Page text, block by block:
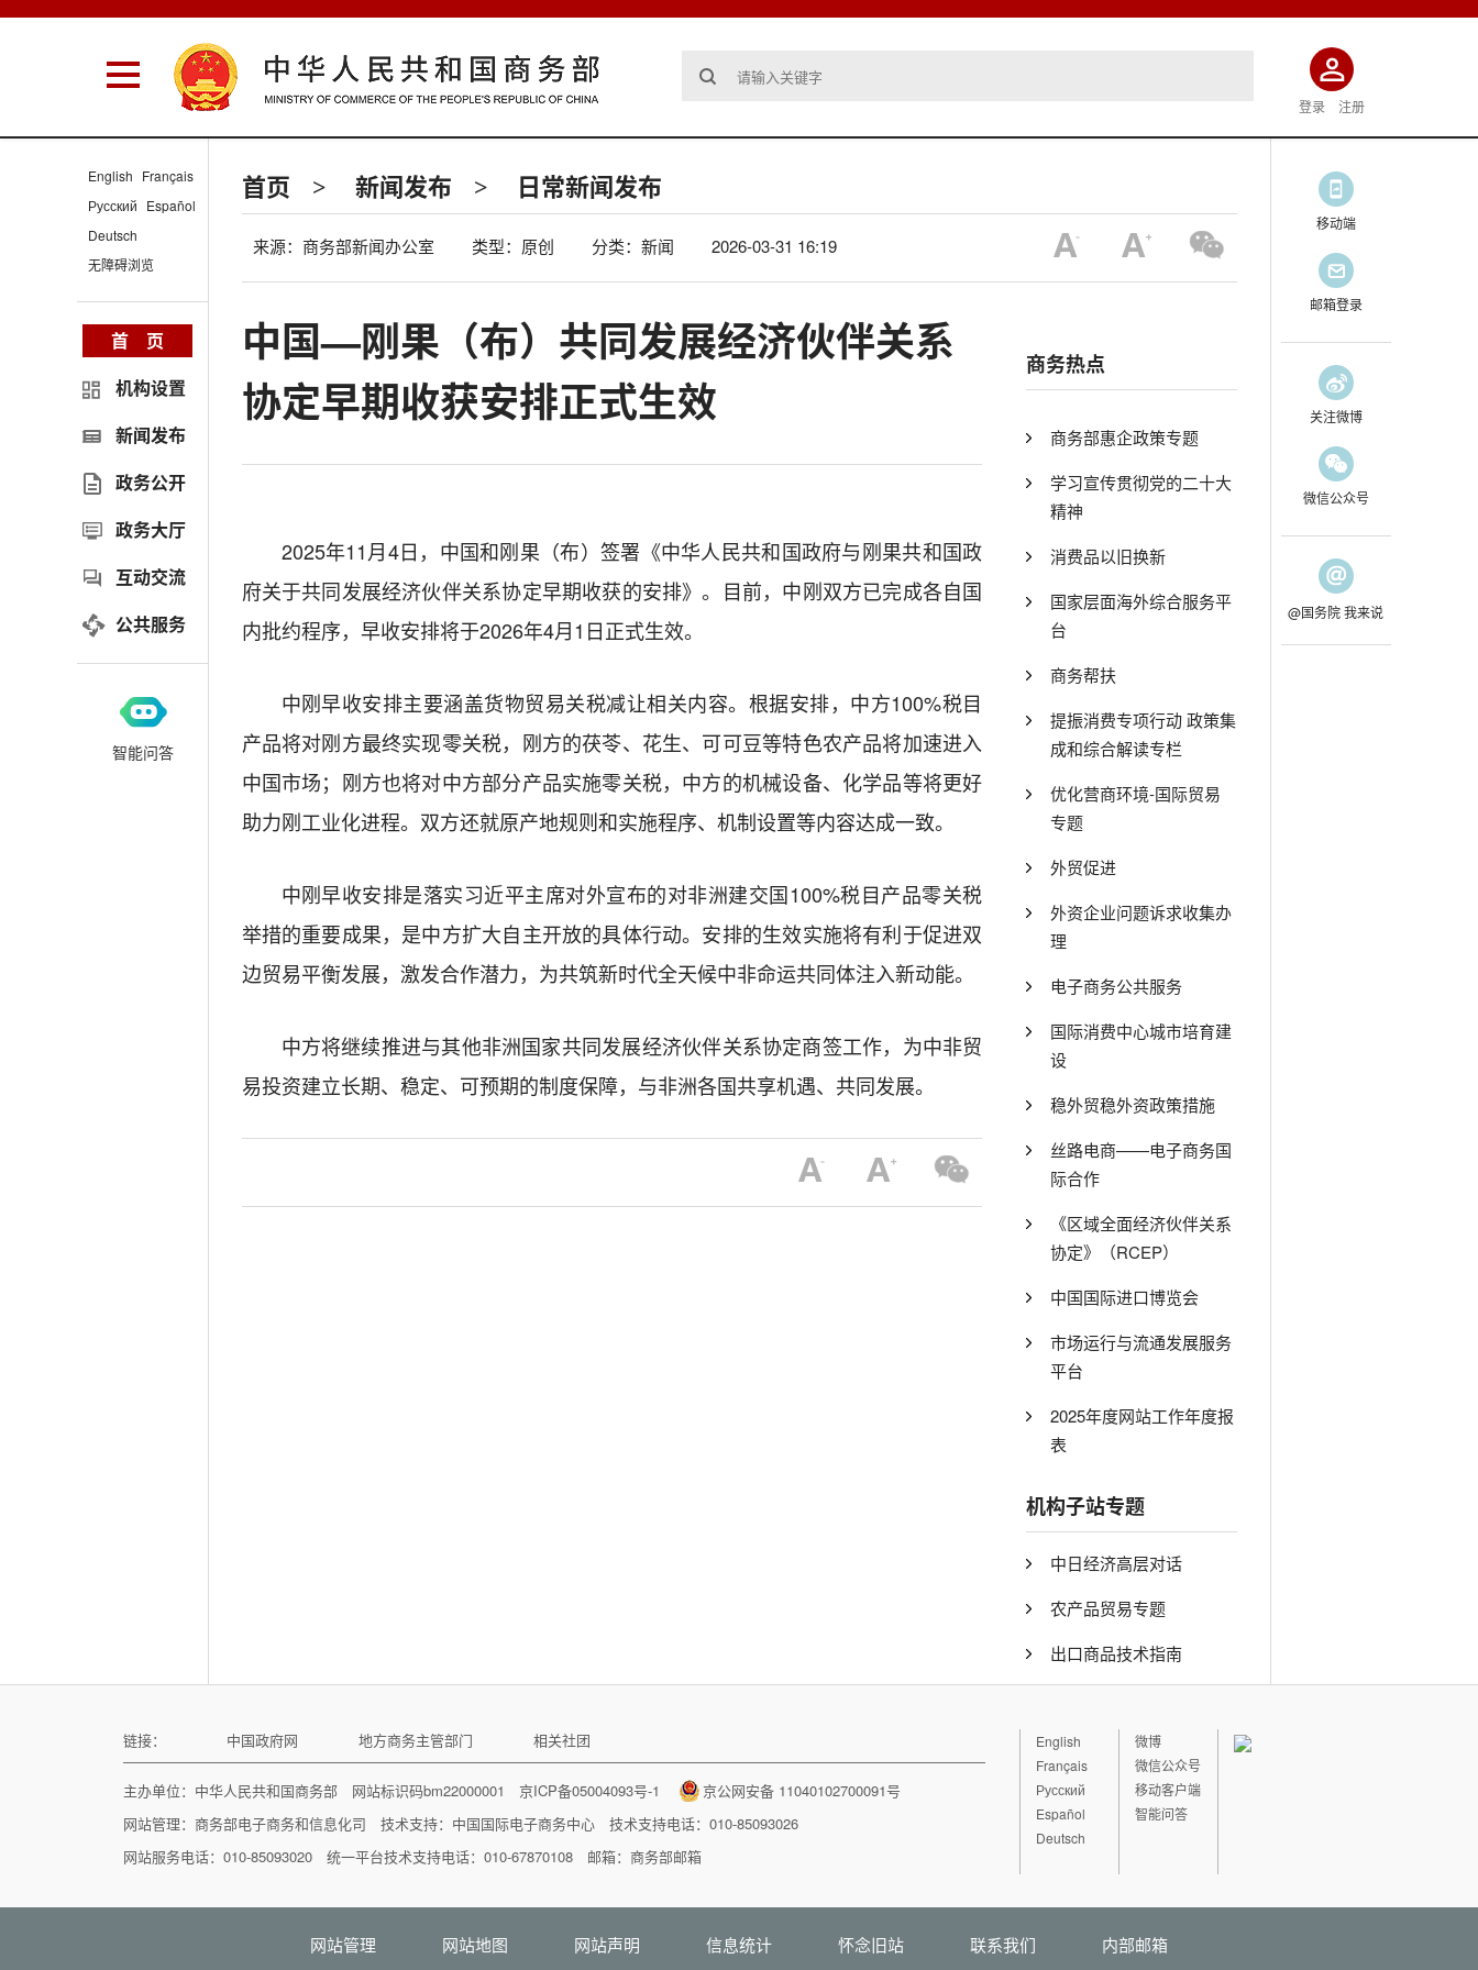
登录 注册
首页 > 新闻发布 > 日常新闻发布
来源：商务部新闻办公室 类型：原创 分类：新闻 2026-03-31 16:19
中国—刚果（布）共同发展经济伙伴关系
协定早期收获安排正式生效
2025年11月4日，中国和刚果（布）签署《中华人民共和国政府与刚果共和国政
府关于共同发展经济伙伴关系协定早期收获的安排》。目前，中刚双方已完成各自国
内批约程序，早收安排将于2026年4月1日正式生效。
中刚早收安排主要涵盖货物贸易关税减让相关内容。根据安排，中方100%税目
产品将对刚方最终实现零关税，刚方的茯苓、花生、可可豆等特色农产品将加速进入
中国市场；刚方也将对中方部分产品实施零关税，中方的机械设备、化学品等将更好
助力刚工业化进程。双方还就原产地规则和实施程序、机制设置等内容达成一致。
中刚早收安排是落实习近平主席对外宣布的对非洲建交国100%税目产品零关税
举措的重要成果，是中方扩大自主开放的具体行动。安排的生效实施将有利于促进双
边贸易平衡发展，激发合作潜力，为共筑新时代全天候中非命运共同体注入新动能。
中方将继续推进与其他非洲国家共同发展经济伙伴关系协定商签工作，为中非贸
易投资建立长期、稳定、可预期的制度保障，与非洲各国共享机遇、共同发展。
商务热点
商务部惠企政策专题
学习宣传贯彻党的二十大
精神
消费品以旧换新
国家层面海外综合服务平
台
商务帮扶
提振消费专项行动 政策集
成和综合解读专栏
优化营商环境-国际贸易
专题
外贸促进
外资企业问题诉求收集办
理
电子商务公共服务
国际消费中心城市培育建
设
稳外贸稳外资政策措施
丝路电商——电子商务国
际合作
《区域全面经济伙伴关系
协定》（RCEP）
中国国际进口博览会
市场运行与流通发展服务
平台
2025年度网站工作年度报
表
机构子站专题
中日经济高层对话
农产品贸易专题
出口商品技术指南
English Français
Русский Español
Deutsch
无障碍浏览
首 页
机构设置
新闻发布
政务公开
政务大厅
互动交流
公共服务
智能问答
移动端
邮箱登录
关注微博
微信公众号
@国务院 我来说
链接： 中国政府网 地方商务主管部门 相关社团
主办单位：中华人民共和国商务部 网站标识码bm22000001京ICP备05004093号-1
京公网安备 11040102700091号
网站管理：商务部电子商务和信息化司 技术支持： 中国国际电子商务中心 技术支持电话：010-85093026
网站服务电话：010-85093020 统一平台技术支持电话：010-67870108 邮箱：商务部邮箱
English
Français
Русский
Español
Deutsch
微博
微信公众号
移动客户端
智能问答
网站管理 网站地图 网站声明 信息统计 怀念旧站 联系我们 内部邮箱